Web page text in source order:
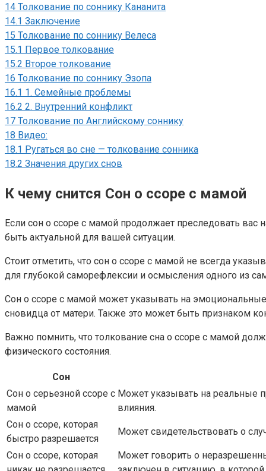
14 Толкование по соннику Кананита
14.1 Заключение
15 Толкование по соннику Велеса
15.1 Первое толкование
15.2 Второе толкование
16 Толкование по соннику Эзопа
16.1 1. Семейные проблемы
16.2 2. Внутренний конфликт
17 Толкование по Английскому соннику
18 Видео:
18.1 Ругаться во сне — толкование сонника
18.2 Значения других снов
К чему снится Сон о ссоре с мамой
Если сон о ссоре с мамой продолжает преследовать
быть актуальной для вашей ситуации.
Стоит отметить, что сон о ссоре с мамой не всегда
для глубокой саморефлексии и осмысления одного из
Сон о ссоре с мамой может указывать на
сновидца от матери. Также это может быть признаком
Важно помнить, что толкование сна о ссоре с мамой
физического состояния.
Сон
Сон о серьезной ссоре с
мамой
Может указывать на реальные
влияния.
Сон о ссоре, которая
быстро разрешается
Может свидетельствовать о
Сон о ссоре, которая
Может говорить о